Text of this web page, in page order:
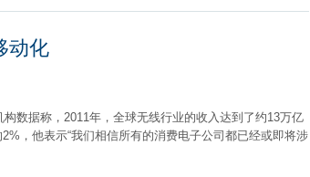
动化
构数据称，2011年，全球无线行业的收入达到了约13万亿
，他表示“我们相信所有的消费电子公司都已经或即将涉